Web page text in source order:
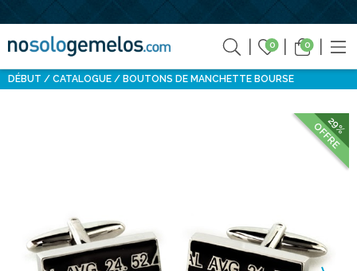
0 0
DÉBUT CATALOGUE BOUTONS DE MANCHETTE BOURSE
29%
OFFRE